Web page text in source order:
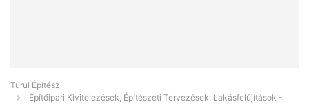
Turul Építész
Építőipari Kivitelezések, Építészeti Tervezések, Lakásfelújítások -